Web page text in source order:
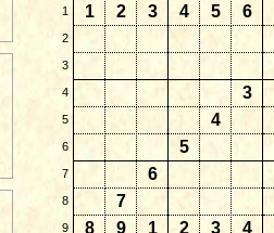
1
1 2 3 4 5 6
2
3
4 3
5 4
6 5
7 6
8 7
9 8 9 1 2 3 4